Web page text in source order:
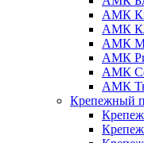
АМК
АМК
АМК
АМК
АМК
АМК
Крепежный